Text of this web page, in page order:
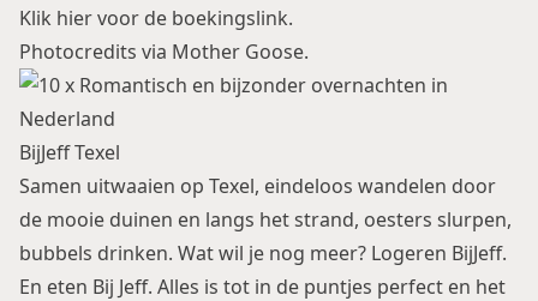
Klik hier voor de boekingslink.
Photocredits via Mother Goose.
BijJeff Texel
Samen uitwaaien op Texel, eindeloos wandelen door
de mooie duinen en langs het strand, oesters slurpen,
bubbels drinken. Wat wil je nog meer? Logeren BijJeff.
En eten Bij Jeff. Alles is tot in de puntjes perfect en het